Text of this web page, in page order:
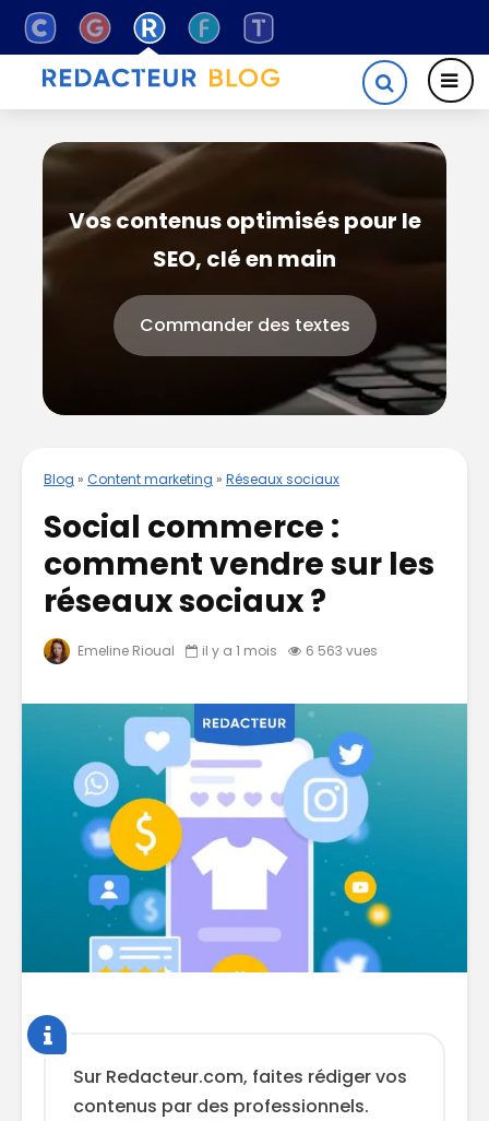
Vos contenus optimisés pour le
SEO, clé en main
Commander des textes
Blog » Content marketing » Réseaux sociaux
Social commerce :
comment vendre sur les
réseaux sociaux ?
Emeline Rioual il y a 1 mois 6 563 vues
Sur Redacteur.com, faites rédiger vos
contenus par des professionnels.